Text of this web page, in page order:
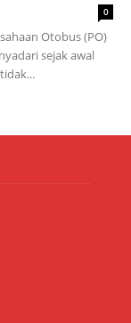
0
Otobus (PO)
sejak awal